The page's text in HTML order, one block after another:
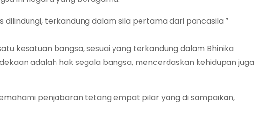
terkandung dalam sila pertama dari pancasila ”
kesatuan bangsa, sesuai yang terkandung dalam Bhinika
adalah hak segala bangsa, mencerdaskan kehidupan juga
penjabaran tetang empat pilar yang di sampaikan,